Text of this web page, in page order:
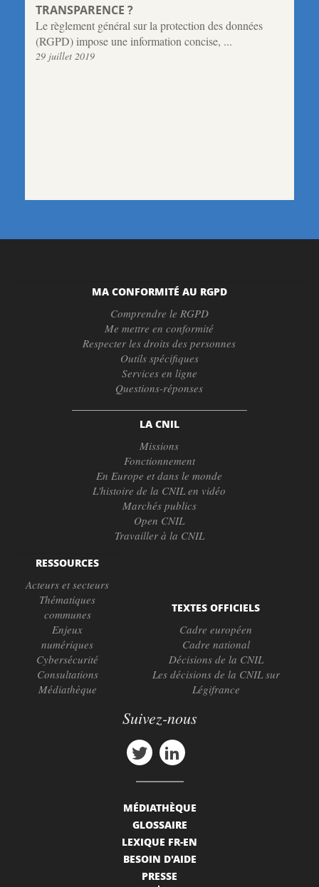
TRANSPARENCE ?
Le règlement général sur la protection des données
(RGPD) impose une information concise, ...
29 juillet 2019
MA CONFORMITÉ AU RGPD
Comprendre le RGPD
Me mettre en conformité
Respecter les droits des personnes
Outils spécifiques
Services en ligne
Questions-réponses
LA CNIL
Missions
Fonctionnement
En Europe et dans le monde
L'histoire de la CNIL en vidéo
Marchés publics
Open CNIL
Travailler à la CNIL
RESSOURCES
Acteurs et secteurs
Thématiques
communes
Enjeux
numériques
Cybersécurité
Consultations
Médiathèque
TEXTES OFFICIELS
Cadre européen
Cadre national
Décisions de la CNIL
Les décisions de la CNIL sur
Légifrance
Suivez-nous
MÉDIATHÈQUE
GLOSSAIRE
LEXIQUE FR-EN
BESOIN D'AIDE
PRESSE